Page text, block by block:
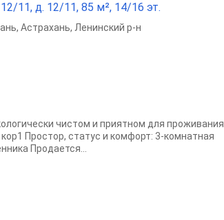
11, д. 12/11, 85 м², 14/16 эт.
, Астрахань, Ленинский р-н
чистом и приятном для проживания
Простор, статус и комфорт: 3-комнатная
Продается...